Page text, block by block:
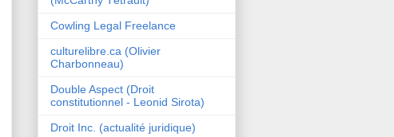
Cowling Legal Freelance
culturelibre.ca (Olivier
Charbonneau)
Double Aspect (Droit
constitutionnel - Leonid Sirota)
Droit Inc. (actualité juridique)